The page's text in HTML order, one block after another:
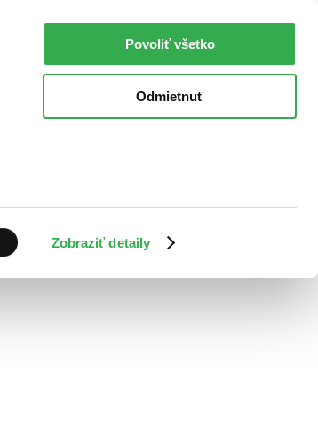
Zobraziť detaily
Povoliť všetko
Odmietnuť